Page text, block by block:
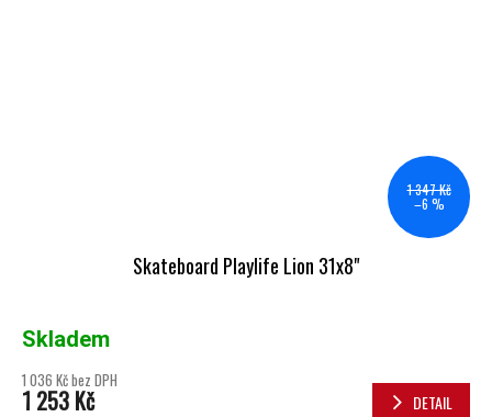
1 347 Kč
–6 %
Skateboard Playlife Lion 31x8"
Skladem
1 036 Kč bez DPH
1 253 Kč DETAIL